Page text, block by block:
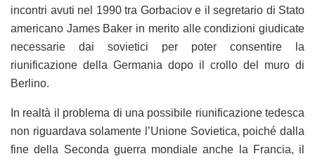
incontri avuti nel 1990 tra Gorbaciov e il segretario di Stato
americano James Baker in merito alle condizioni giudicate
necessarie dai sovietici per poter consentire la
riunificazione della Germania dopo il crollo del muro di
Berlino.
In realtà il problema di una possibile riunificazione tedesca
non riguardava solamente l’Unione Sovietica, poiché dalla
fine della Seconda guerra mondiale anche la Francia, il